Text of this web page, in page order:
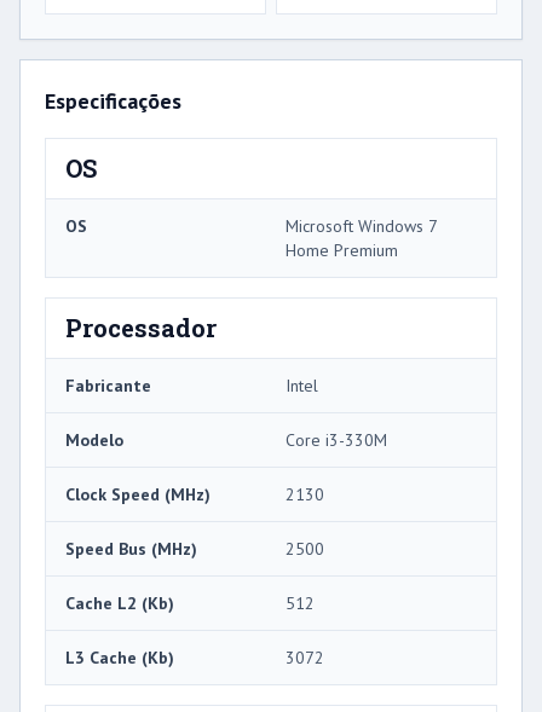
Especificações
OS
OS
Microsoft Windows 7
Home Premium
Processador
Fabricante Intel
Modelo Core i3-330M
Clock Speed ​​(MHz) 2130
Speed ​​Bus (MHz) 2500
Cache L2 (Kb) 512
L3 Cache (Kb) 3072